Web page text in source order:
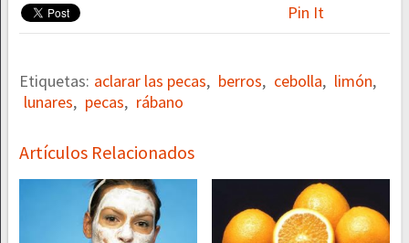
Pin It
Etiquetas: aclarar las pecas, berros, cebolla, limón,
lunares, pecas, rábano
Artículos Relacionados